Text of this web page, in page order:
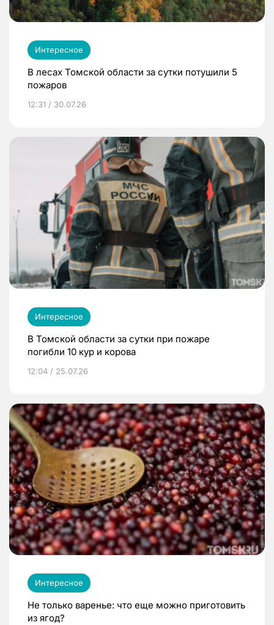
Интересное
В лесах Томской области за сутки потушили 5
пожаров
12:31 / 30.07.26
Интересное
В Томской области за сутки при пожаре
погибли 10 кур и корова
12:04 / 25.07.26
Интересное
Не только варенье: что еще можно приготовить
из ягод?